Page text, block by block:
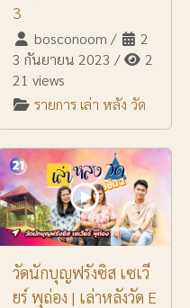
3
bosconoom /
2
3 กันยายน 2023 /
2
21 views
รายการ เล่า หลัง วัด
วัดนักบุญฟรังซิส เซเวี
ยร์ พุถ่อง | เล่าหลังวัด E